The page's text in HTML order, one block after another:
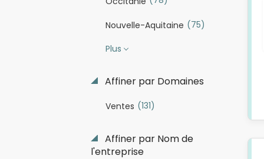
Nouvelle-Aquitaine (75)
Plus
Affiner par Domaines
Ventes (131)
Affiner par Nom de
l'entreprise